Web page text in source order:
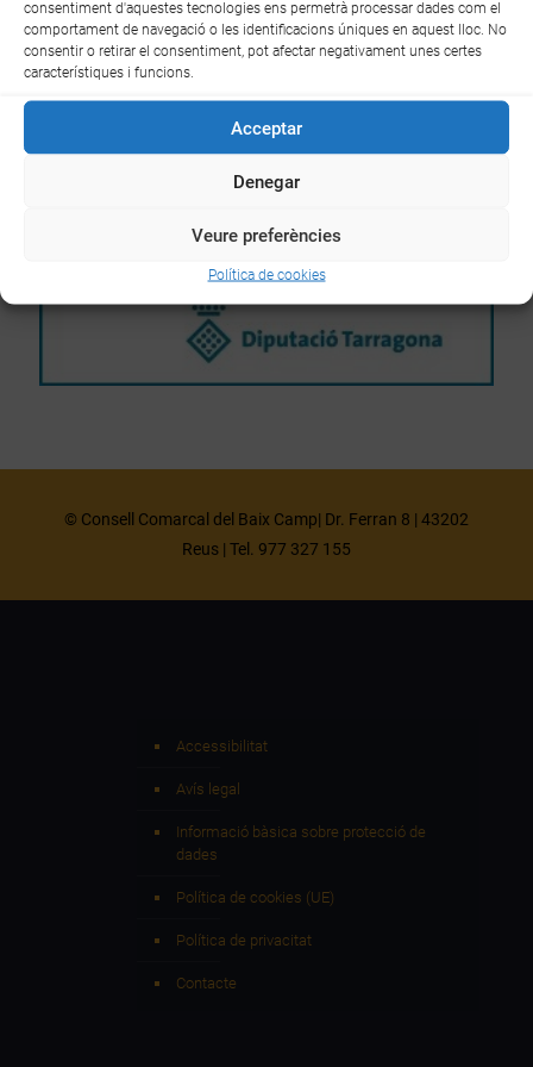
consentiment d'aquestes tecnologies ens permetrà processar dades com el
comportament de navegació o les identificacions úniques en aquest lloc. No
consentir o retirar el consentiment, pot afectar negativament unes certes
característiques i funcions.
Acceptar
Denegar
Veure preferències
Política de cookies
© Consell Comarcal del Baix Camp| Dr. Ferran 8 | 43202
Reus | Tel. 977 327 155
Accessibilitat
Avís legal
Informació bàsica sobre protecció de
dades
Política de cookies (UE)
Política de privacitat
Contacte